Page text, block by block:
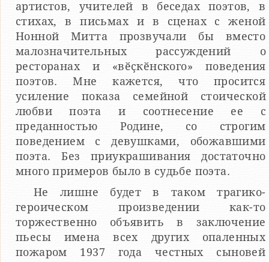
артистов, учителей в беседах поэтов, в
стихах, в письмах и в сценах с женой
Нонной Митта прозвучали бы вместо
малозначительных рассуждений о
ресторанах и «вӗҫкӗнского» поведения
поэтов. Мне кажется, что просится
усиление показа семейной стоической
любви поэта и соотнесение ее с
преданностью Родине, со строгим
поведением с девушками, обожавшими
поэта. Без приукрашивания достаточно
много примеров было в судьбе поэта.
Не лишне будет в таком трагико-
героическом произведении как-то
торжественно объявить в заключение
пьесы имена всех других опаленных
пожаром 1937 года честных сыновей